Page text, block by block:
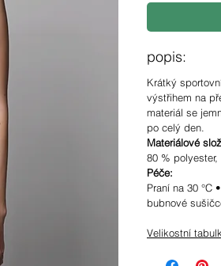
popis:
Krátký
výstřihem na
materiál se
po celý den.
Materiálové
80 %
Péče:
Praní na 30 °C
bubnové
Velikostní tabulk